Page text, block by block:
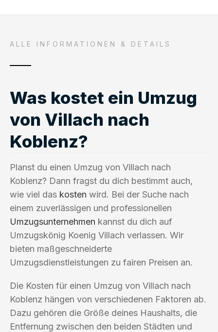
ALLE INFORMATIONEN & DETAILS
Was kostet ein Umzug
von Villach nach
Koblenz?
Planst du einen Umzug von Villach nach
Koblenz? Dann fragst du dich bestimmt auch,
wie viel das kosten wird. Bei der Suche nach
einem zuverlässigen und professionellen
Umzugsunternehmen kannst du dich auf
Umzugskönig Koenig Villach verlassen. Wir
bieten maßgeschneiderte
Umzugsdienstleistungen zu fairen Preisen an.
Die Kosten für einen Umzug von Villach nach
Koblenz hängen von verschiedenen Faktoren ab.
Dazu gehören die Größe deines Haushalts, die
Entfernung zwischen den beiden Städten und